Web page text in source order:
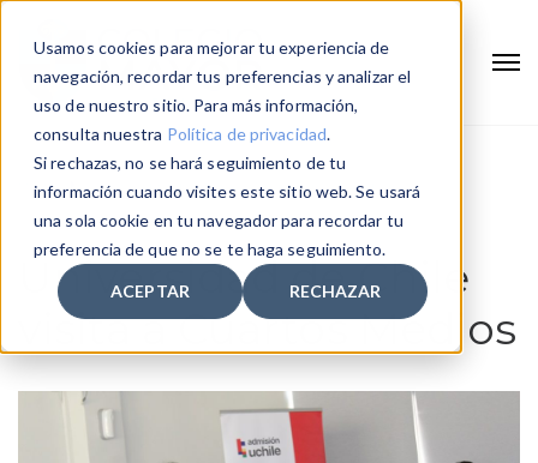
Usamos cookies para mejorar tu experiencia de
navegación, recordar tus preferencias y analizar el
uso de nuestro sitio. Para más información,
consulta nuestra Política de privacidad.
Si rechazas, no se hará seguimiento de tu
información cuando visites este sitio web. Se usará
una sola cookie en tu navegador para recordar tu
preferencia de que no se te haga seguimiento.
ACEPTAR RECHAZAR
Home Universidad de Chile visita a Cuartos Medios
Universidad de Chile
visita a Cuartos Medios